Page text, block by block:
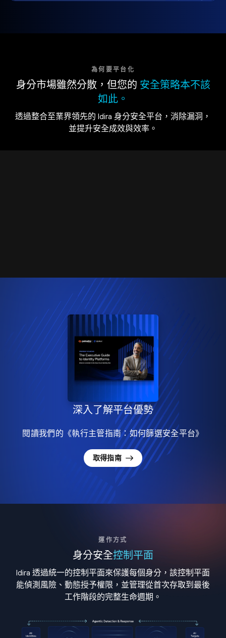
為何要平台化
身分市場雖然分散，但您的 安全策略本不該
如此。
透過整合至業界領先的 Idira 身分安全平台，消除漏洞，
並提升安全成效與效率。
深入了解平台優勢
閱讀我們的《執行主管指南：如何篩選安全平台》
取得指南
運作方式
身分安全控制平面
Idira 透過統一的控制平面來保護每個身分，該控制平面
能偵測風險、動態授予權限，並管理從首次存取到最後
工作階段的完整生命週期。